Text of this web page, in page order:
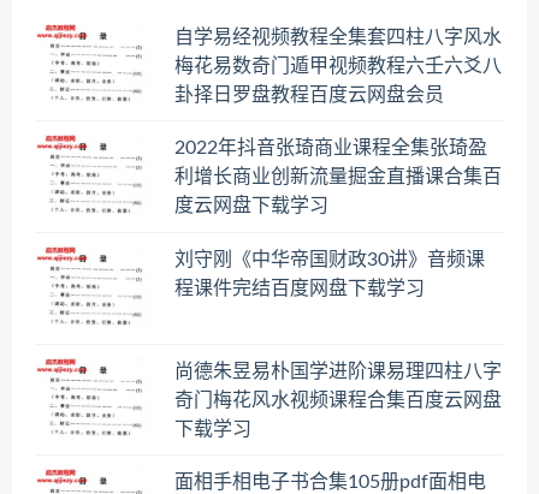
自学易经视频教程全集套四柱八字风水
梅花易数奇门遁甲视频教程六壬六爻八
卦择日罗盘教程百度云网盘会员
2022年抖音张琦商业课程全集张琦盈
利增长商业创新流量掘金直播课合集百
度云网盘下载学习
刘守刚《中华帝国财政30讲》音频课
程课件完结百度网盘下载学习
尚德朱昱易朴国学进阶课易理四柱八字
奇门梅花风水视频课程合集百度云网盘
下载学习
面相手相电子书合集105册pdf面相电